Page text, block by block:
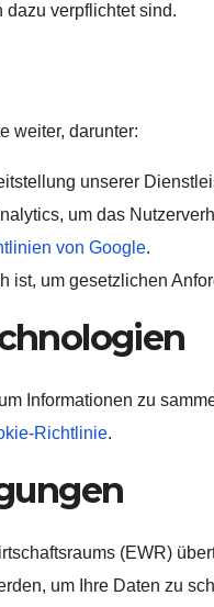
verpflichtet sind.
weiter, darunter:
unserer
um das
von Google.
ist, um gesetzlichen
Informationen zu
Richtlinie.
(EWR)
um Ihre Daten zu